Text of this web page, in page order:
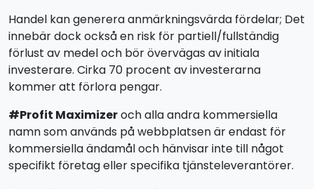
Handel kan generera anmärkningsvärda fördelar; Det
innebär dock också en risk för partiell/fullständig
förlust av medel och bör övervägas av initiala
investerare. Cirka 70 procent av investerarna
kommer att förlora pengar.
#Profit Maximizeroch alla andra kommersiella
namn som används på webbplatsen är endast för
kommersiella ändamål och hänvisar inte till något
specifikt företag eller specifika tjänsteleverantörer.